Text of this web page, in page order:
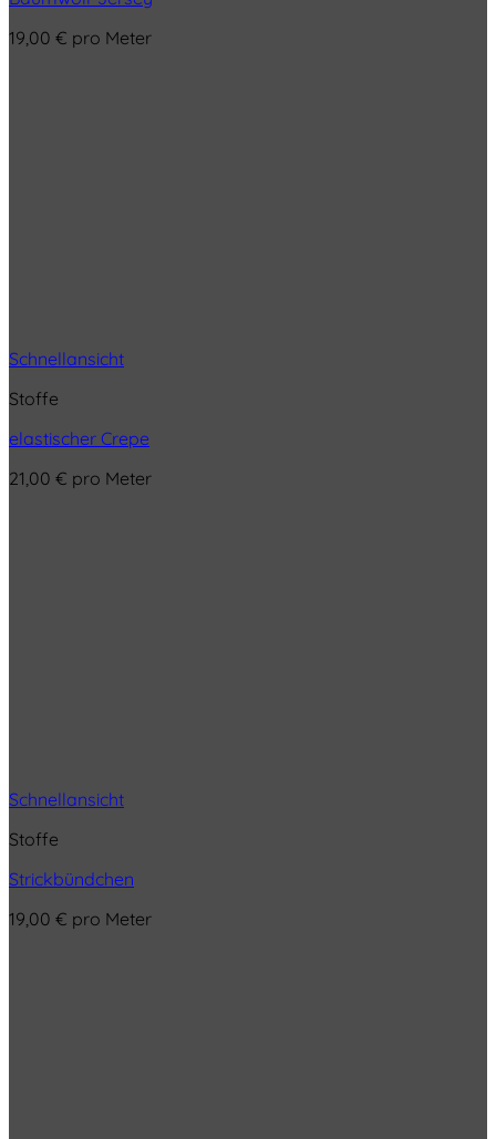
19,00 € pro Meter
Schnellansicht
Stoffe
elastischer Crepe
21,00 € pro Meter
Schnellansicht
Stoffe
Strickbündchen
19,00 € pro Meter